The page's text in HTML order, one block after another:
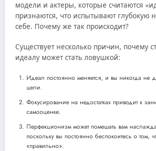
модели и актеры, которые считаются
признаются, что испытывают глубокую
себе. Почему же так происходит?
Существует несколько причин, почему
идеалу может стать ловушкой:
Идеал постоянно меняется, и вы никогда не
цели.
Фокусирование на недостатках приводит к
самооценке.
Перфекционизм может помешать вам
поскольку вы постоянно беспокоитесь о том,
«правильно».